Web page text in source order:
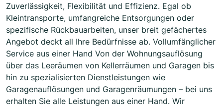
Zuverlässigkeit, Flexibilität und Effizienz. Egal ob
Kleintransporte, umfangreiche Entsorgungen oder
spezifische Rückbauarbeiten, unser breit gefächertes
Angebot deckt all Ihre Bedürfnisse ab. Vollumfänglicher
Service aus einer Hand Von der Wohnungsauflösung
über das Leeräumen von Kellerräumen und Garagen bis
hin zu spezialisierten Dienstleistungen wie
Garagenauflösungen und Garagenräumungen – bei uns
erhalten Sie alle Leistungen aus einer Hand. Wir